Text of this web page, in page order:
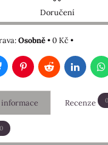
Doručení
Osobně•0 Kč•
PinterestRedditLinkedIn
Recenze 0
0